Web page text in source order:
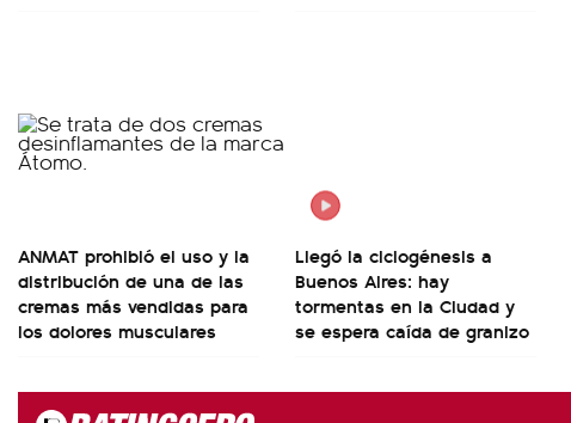
ANMAT prohibió el uso y la
distribución de una de las
cremas más vendidas para
los dolores musculares
Llegó la ciclogénesis a
Buenos Aires: hay
tormentas en la Ciudad y
se espera caída de granizo